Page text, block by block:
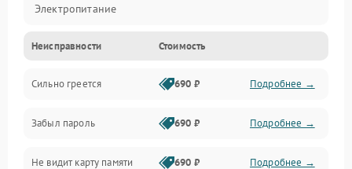
Электропитание
Экран и изображение
Дисплей
Экран (дисплей)
Связь
Неисправности Стоимость
Сильно греется 690 ₽ Подробнее →
Забыл пароль 690 ₽ Подробнее →
Не видит карту памяти 690 ₽ Подробнее →